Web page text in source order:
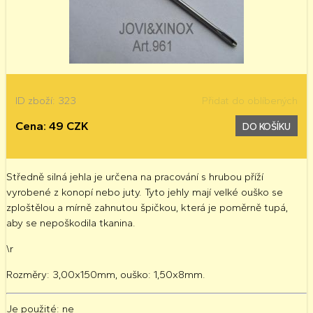
ID zboží: 323 Přidat do oblíbených
Cena: 49 CZK DO KOŠÍKU
Středně silná jehla je určena na pracování s hrubou příží
vyrobené z konopí nebo juty. Tyto jehly mají velké ouško se
zploštělou a mírně zahnutou špičkou, která je poměrně tupá,
aby se nepoškodila tkanina.
\r
Rozměry: 3,00x150mm, ouško: 1,50x8mm.
Je použité: ne